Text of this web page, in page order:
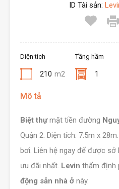
ID Tài sản:
Diện tích
210 m2
Tầng hầm
1
Mô tả
Biệt thựmặt tiền đường
Quận 2. Diện tích: 7.5m x
bơi. Liên hệ ngay để được sở
ưu đãi nhất. Levin thẩm định
động sản nhà ở này.